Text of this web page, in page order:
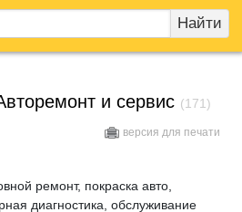
Найти
и сервис (171)
версия для печати
ремонт, покраска авто,
диагностика, обслуживание